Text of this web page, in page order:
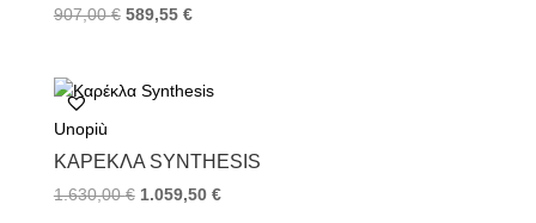
907,00€ 589,55 €
Unopiù
ΚΑΡΈΚΛΑ SYNTHESIS
1.630,00€ 1.059,50 €